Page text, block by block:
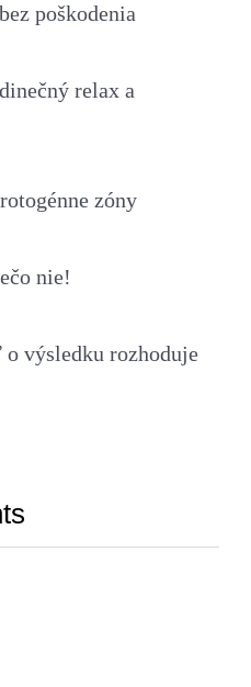
poškodenia
relax a
zóny
nie!
výsledku rozhoduje